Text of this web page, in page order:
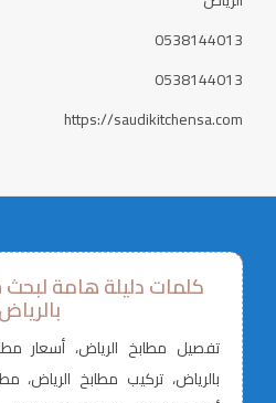
0538144013
0538144013
https://saudikitchensa.com
كلمات دليلة هامة
تفصيل مطابخ الرياض، أسعار
بالرياض، تركيب مطابخ الرياض،